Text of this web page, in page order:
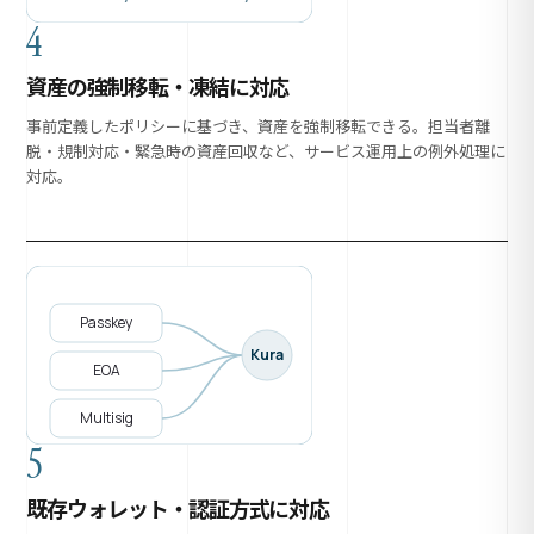
4
資産の強制移転・凍結に対応
事前定義したポリシーに基づき、資産を強制移転できる。担当者離
脱・規制対応・緊急時の資産回収など、サービス運用上の例外処理に
対応。
5
既存ウォレット・認証方式に対応
Passkey
EOA
Multisig
Kura